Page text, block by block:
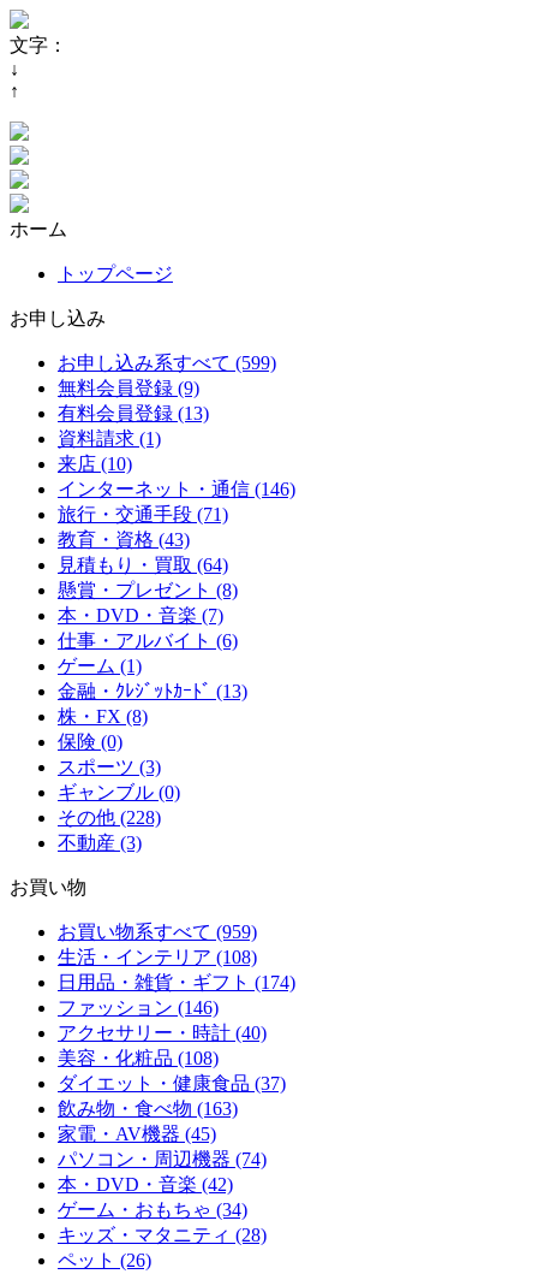
文字：
↓
↑
ホーム
トップページ
お申し込み
お申し込み系すべて (599)
無料会員登録 (9)
有料会員登録 (13)
資料請求 (1)
来店 (10)
インターネット・通信 (146)
旅行・交通手段 (71)
教育・資格 (43)
見積もり・買取 (64)
懸賞・プレゼント (8)
本・DVD・音楽 (7)
仕事・アルバイト (6)
ゲーム (1)
金融・ｸﾚｼﾞｯﾄｶｰﾄﾞ (13)
株・FX (8)
保険 (0)
スポーツ (3)
ギャンブル (0)
その他 (228)
不動産 (3)
お買い物
お買い物系すべて (959)
生活・インテリア (108)
日用品・雑貨・ギフト (174)
ファッション (146)
アクセサリー・時計 (40)
美容・化粧品 (108)
ダイエット・健康食品 (37)
飲み物・食べ物 (163)
家電・AV機器 (45)
パソコン・周辺機器 (74)
本・DVD・音楽 (42)
ゲーム・おもちゃ (34)
キッズ・マタニティ (28)
ペット (26)